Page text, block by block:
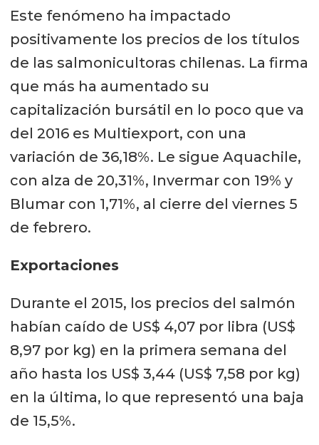
Este fenómeno ha impactado
positivamente los precios de los títulos
de las salmonicultoras chilenas. La firma
que más ha aumentado su
capitalización bursátil en lo poco que va
del 2016 es Multiexport, con una
variación de 36,18%. Le sigue Aquachile,
con alza de 20,31%, Invermar con 19% y
Blumar con 1,71%, al cierre del viernes 5
de febrero.
Exportaciones
Durante el 2015, los precios del salmón
habían caído de US$ 4,07 por libra (US$
8,97 por kg) en la primera semana del
año hasta los US$ 3,44 (US$ 7,58 por kg)
en la última, lo que representó una baja
de 15,5%.